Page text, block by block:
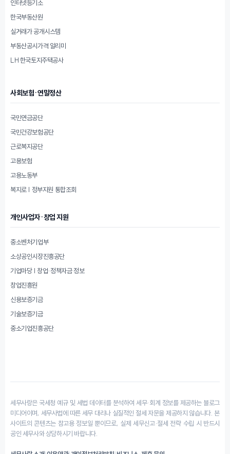
인터넷등기소
한국부동산원
실거래가 공개시스템
부동산공시가격 알리미
LH 한국토지주택공사
사회보험·연말정산
국민연금공단
국민건강보험공단
근로복지공단
고용보험
고용노동부
복지로 | 정부지원 통합조회
개인사업자·창업 지원
중소벤처기업부
소상공인시장진흥공단
기업마당 | 창업·정책자금 정보
창업진흥원
신용보증기금
기술보증기금
중소기업진흥공단
세무사랑은 국세청 예규 및 세법 데이터를 분석하여 세무·회계 정보를 제공하는 블로그
미디어이며, 세무사법에 따른 세무 대리나 실질적인 절세 자문을 제공하지 않습니다. 본
사이트의 콘텐츠는 참고용 정보일 뿐이므로, 실제 세무신고·절세 전략 수립 시 반드시
공인 세무사와 상담하시기 바랍니다.